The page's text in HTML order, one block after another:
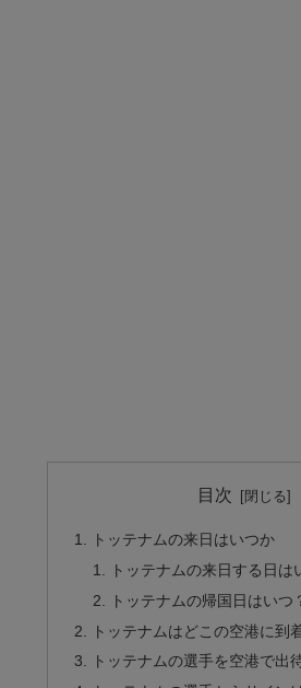
目次
トッテナムの来日はいつか
トッテナムの来日する日は
トッテナムの帰国日はいつ
トッテナムはどこの空港に到
トッテナムの選手を空港で出